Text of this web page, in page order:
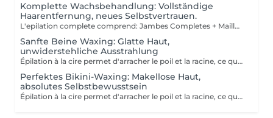
Komplette Wachsbehandlung: Vollständige
Haarentfernung, neues Selbstvertrauen.
L'epilation complete comprend: Jambes Completes + Maillot intégral + Aisselles + Sourcils + Duvet Épilation à la cire permet d'arracher le poil et la racine, ce qui a pour effet de ralentir la repousse de quelques semaines. De plus, le poil qui repoussera sera plus fin. L'épilation à la cire est une méthode efficace pour tous les types de poils. La cire tiède est utilisée sur la majorité des régions corporelles. Pour les régions plus sensibles, comme les aisselles et le bikini, c'est plutôt la cire chaude qui est utilisée afin de minimiser les risques d'ecchymoses dus à une traction trop forte.
Sanfte Beine Waxing: Glatte Haut,
unwiderstehliche Ausstrahlung
Épilation à la cire permet d'arracher le poil et la racine, ce qui a pour effet de ralentir la repousse de quelques semaines. De plus, le poil qui repoussera sera plus fin. L'épilation à la cire est une méthode efficace pour tous les types de poils. La cire tiède est utilisée sur la majorité des régions corporelles. Pour les régions plus sensibles, comme les aisselles et le bikini, c'est plutôt la cire chaude qui est utilisée afin de minimiser les risques d'ecchymoses dus à une traction trop forte.
Perfektes Bikini-Waxing: Makellose Haut,
absolutes Selbstbewusstsein
Épilation à la cire permet d'arracher le poil et la racine, ce qui a pour effet de ralentir la repousse de quelques semaines. De plus, le poil qui repoussera sera plus fin. L'épilation à la cire est une méthode efficace pour tous les types de poils. La cire tiède est utilisée sur la majorité des régions corporelles. Pour les régions plus sensibles, comme les aisselles et le bikini, c'est plutôt la cire chaude qui est utilisée afin de minimiser les risques d'ecchymoses dus à une traction trop forte.